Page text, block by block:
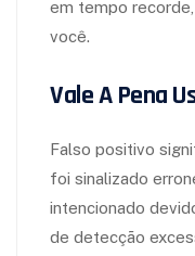
em tempo
você.
Vale A Pena
Falso positivo
foi sinalizado
intencionado
de detecção